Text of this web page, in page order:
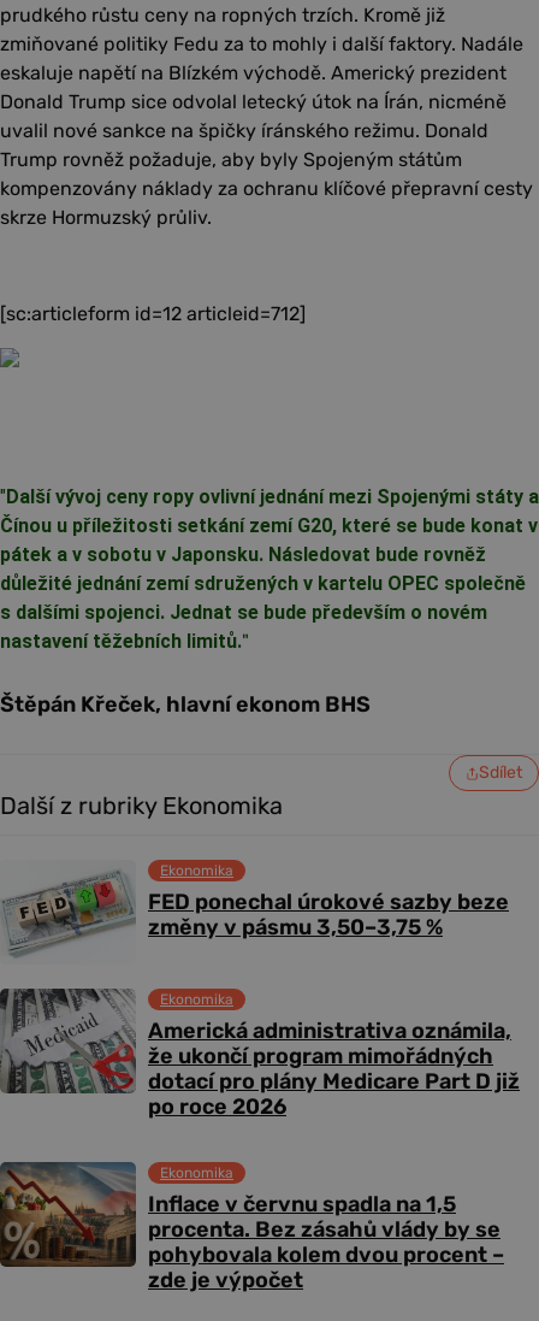
prudkého růstu ceny na ropných trzích. Kromě již
zmiňované politiky Fedu za to mohly i další faktory. Nadále
eskaluje napětí na Blízkém východě. Americký prezident
Donald Trump sice odvolal letecký útok na Írán, nicméně
uvalil nové sankce na špičky íránského režimu. Donald
Trump rovněž požaduje, aby byly Spojeným státům
kompenzovány náklady za ochranu klíčové přepravní cesty
skrze Hormuzský průliv.
[sc:articleform id=12 articleid=712]
" Další vývoj ceny ropy ovlivní jednání mezi Spojenými státy a
Čínou u příležitosti setkání zemí G20, které se bude konat v
pátek a v sobotu v Japonsku. Následovat bude rovněž
důležité jednání zemí sdružených v kartelu OPEC společně
s dalšími spojenci. Jednat se bude především o novém
nastavení těžebních limitů."
Štěpán Křeček, hlavní ekonom BHS
Sdílet
Další z rubriky Ekonomika
FED ponechal úrokové sazby beze
změny v pásmu 3,50–3,75 %
Ekonomika
Americká administrativa oznámila,
že ukončí program mimořádných
dotací pro plány Medicare Part D již
po roce 2026
Ekonomika
Inflace v červnu spadla na 1,5
procenta. Bez zásahů vlády by se
pohybovala kolem dvou procent –
zde je výpočet
Ekonomika